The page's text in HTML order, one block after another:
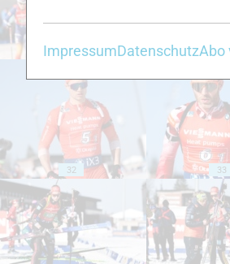
27 28
32 33
ImpressumDatenschutzAbo